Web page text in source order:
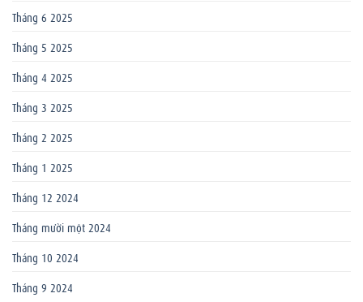
Tháng 6 2025
Tháng 5 2025
Tháng 4 2025
Tháng 3 2025
Tháng 2 2025
Tháng 1 2025
Tháng 12 2024
Tháng mười một 2024
Tháng 10 2024
Tháng 9 2024